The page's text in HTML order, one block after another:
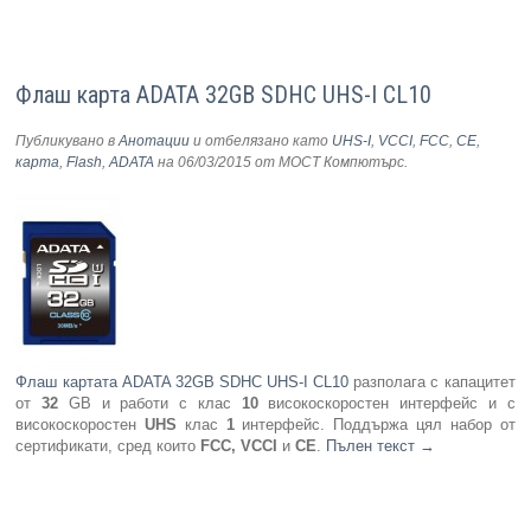
Флаш карта ADATA 32GB SDHC UHS-I CL10
Публикувано вАнотации и отбелязано като UHS-I, VCCI,FCC,CE,
карта,Flash,ADATA на 06/03/2015 от МОСТ Компютърс.
Флаш картата ADATA 32GB SDHC UHS-I CL10 разполага с капацитет
от32 GB и работи с клас 10високоскоростен интерфейс и с
високоскоростенUHS клас 1интерфейс. Поддържа цял набор от
сертификати, сред които FCC, VCCI иCE. Пълен текст →